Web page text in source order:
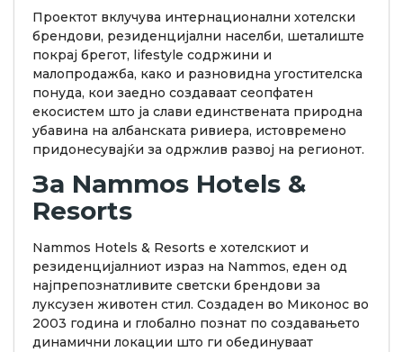
Проектот вклучува интернационални хотелски
брендови, резиденцијални населби, шеталиште
покрај брегот, lifestyle содржини и
малопродажба, како и разновидна угостителска
понуда, кои заедно создаваат сеопфатен
екосистем што ја слави единствената природна
убавина на aлбанската ривиера, истовремено
придонесувајќи за одржлив развој на регионот.
За Nammos Hotels &
Resorts
Nammos Hotels & Resorts е хотелскиот и
резиденцијалниот израз на Nammos, еден од
најпрепознатливите светски брендови за
луксузен животен стил. Создаден во Миконос во
2003 година и глобално познат по создавањето
динамични локации што ги обединуваат